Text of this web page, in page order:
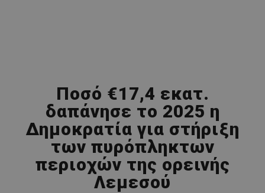
Ποσό €17,4 εκατ.
δαπάνησε το 2025 η
Δημοκρατία για στήριξη
των πυρόπληκτων
περιοχών της ορεινής
Λεμεσού